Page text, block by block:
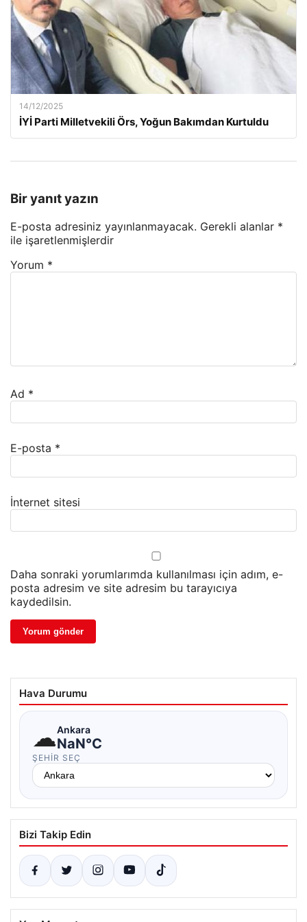
14/12/2025
İYİ Parti Milletvekili Örs, Yoğun Bakımdan Kurtuldu
Bir yanıt yazın
E-posta adresiniz yayınlanmayacak. Gerekli alanlar *
ile işaretlenmişlerdir
Yorum *
Ad *
E-posta *
İnternet sitesi
Daha sonraki yorumlarımda kullanılması için adım, e-
posta adresim ve site adresim bu tarayıcıya
kaydedilsin.
Hava Durumu
☁Ankara
NaN°C
ŞEHIR SEÇ
Bizi Takip Edin